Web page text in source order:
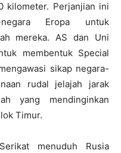
kilometer. Perjanjian ini
negara Eropa untuk
mereka. AS dan Uni
membentuk Special
sikap negara-
rudal jelajah jarak
yang mendinginkan
Timur.
menuduh Rusia